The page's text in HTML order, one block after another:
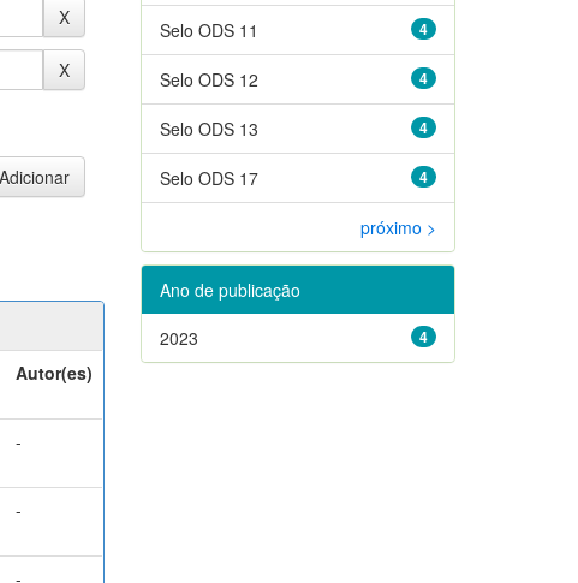
Autor(es)
-
-
-
4
Selo ODS 11
4
Selo ODS 12
4
Selo ODS 13
4
Selo ODS 17
próximo >
Ano de publicação
4
2023